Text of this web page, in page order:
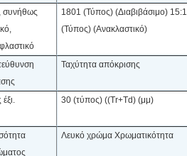
συνήθως
1801 (Τύπος) (Διαβιβάσιμο) 15:1
(Τύπος) (Ανακλαστικό)
Ταχύτητα απόκρισης
έξι. 30 (τύπος) ((Tr+Td) (μμ)
Λευκό χρώμα Χρωματικότητα